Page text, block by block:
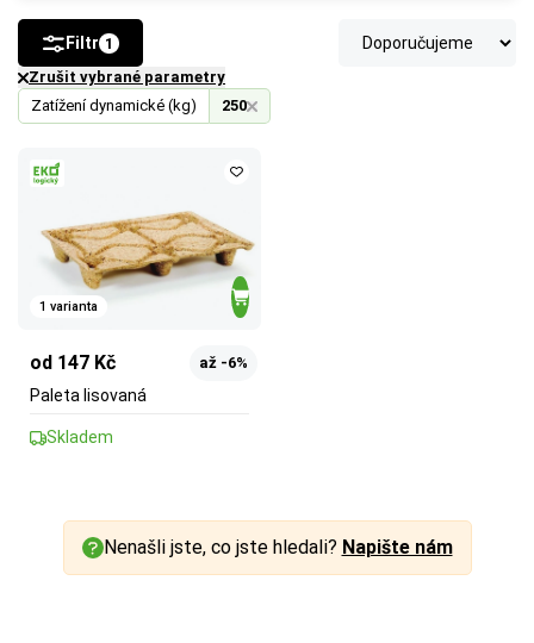
Zatížení dynamické (kg) 250
Zrušit vybrané parametry
Filtr 1
1 varianta
od 147 Kč až -6%
Paleta lisovaná
Skladem
Nenašli jste, co jste hledali? Napište nám